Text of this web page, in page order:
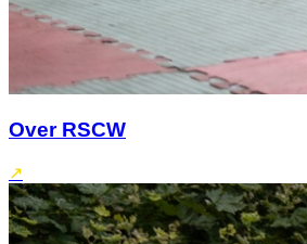
Over RSCW
↗